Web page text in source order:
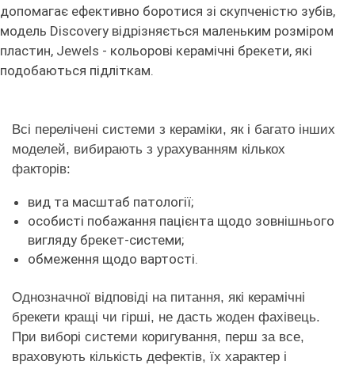
допомагає ефективно боротися зі скупченістю зубів,
модель Discovery відрізняється маленьким розміром
пластин, Jewels - кольорові керамічні брекети, які
подобаються підліткам.
Всі перелічені системи з кераміки, як і багато інших
моделей, вибирають з урахуванням кількох
факторів:
вид та масштаб патології;
особисті побажання пацієнта щодо зовнішнього
вигляду брекет-системи;
обмеження щодо вартості.
Однозначної відповіді на питання, які керамічні
брекети кращі чи гірші, не дасть жоден фахівець.
При виборі системи коригування, перш за все,
враховують кількість дефектів, їх характер і